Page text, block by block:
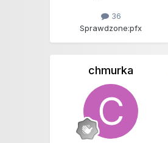
36
Sprawdzone:pfx
chmurka